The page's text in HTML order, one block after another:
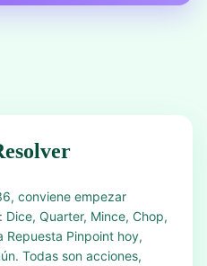
conviene empezar
Quarter, Mince, Chop,
Repuesta Pinpoint hoy,
Todas son acciones,